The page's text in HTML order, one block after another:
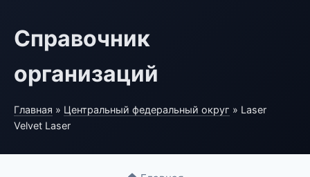
Справочник
организаций
Главная » Центральный федеральный округ » Laser
Velvet Laser